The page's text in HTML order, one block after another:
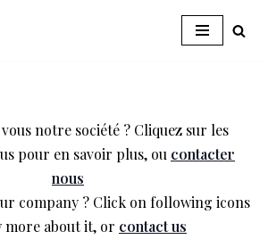
notre société ? Cliquez sur les
pour en savoir plus, ou contacter
nous
company ? Click on following icons
more about it, or contact us